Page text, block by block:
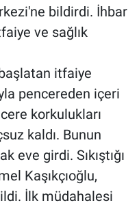
bildirdi. İhbar
ve sağlık
itfaiye
pencereden içeri
korkulukları
kaldı. Bunun
eve girdi. Sıkıştığı
Kaşıkçıoğlu,
İlk müdahalesi